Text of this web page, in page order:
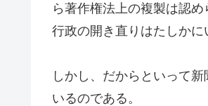
ら著作権法上の複製は認め
行政の開き直りはたしかに
しかし、だからといって
いるのである。